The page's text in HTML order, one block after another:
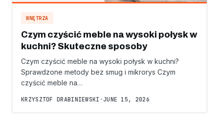
WNĘTRZA
Czym czyścić meble na wysoki połysk w
kuchni? Skuteczne sposoby
Czym czyścić meble na wysoki połysk w kuchni?
Sprawdzone metody bez smug i mikrorys Czym
czyścić meble na…
KRZYSZTOF DRABINIEWSKI • JUNE 15, 2026